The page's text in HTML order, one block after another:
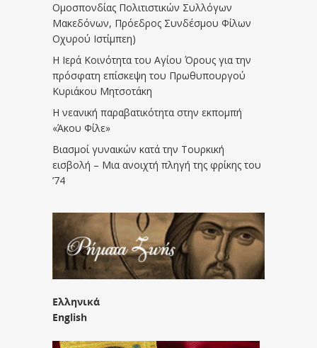
Ομοσπονδίας Πολιτιστικών Συλλόγων
Μακεδόνων, Πρόεδρος Συνδέσμου Φίλων
Οχυρού Ιστίμπεη)
Η Ιερά Κοινότητα του Αγίου Όρους για την
πρόσφατη επίσκεψη του Πρωθυπουργού
Κυριάκου Μητσοτάκη
Η νεανική παραβατικότητα στην εκπομπή
«Άκου Φίλε»
Βιασμοί γυναικών κατά την Τουρκική
εισβολή – Μια ανοιχτή πληγή της φρίκης του
’74
Ελληνικά
English